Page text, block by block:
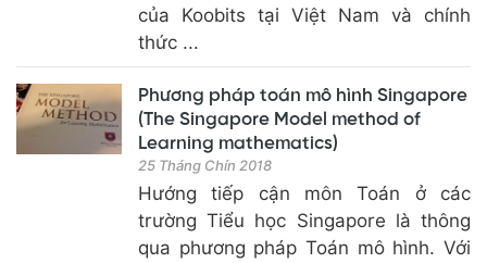
của Koobits tại Việt Nam và chính
thức ...
Phương pháp toán mô hình Singapore
(The Singapore Model method of
Learning mathematics)
25 Tháng Chín 2018
Hướng tiếp cận môn Toán ở các
trường Tiểu học Singapore là thông
qua phương pháp Toán mô hình. Với